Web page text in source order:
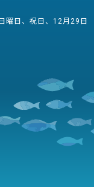
曜日、祝日、12月29日